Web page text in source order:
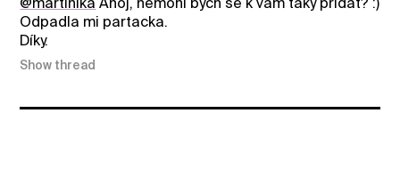
Odpadla mi partacka.
Díky.
Show thread